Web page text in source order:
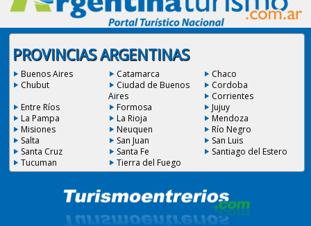
PROVINCIAS ARGENTINAS
Buenos Aires Catamarca
Chaco
Chubut
Ciudad de Buenos
Aires
Cordoba
Corrientes
Entre Ríos
Formosa
Jujuy
La Pampa
La Rioja
Mendoza
Misiones
Neuquen
Río Negro
Salta
San Juan
San Luis
Santa Cruz
Santa Fe
Santiago del Estero
Tucuman
Tierra del Fuego